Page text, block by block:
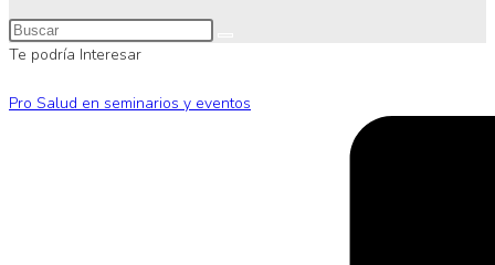
Te podría Interesar
Pro Salud en seminarios y eventos